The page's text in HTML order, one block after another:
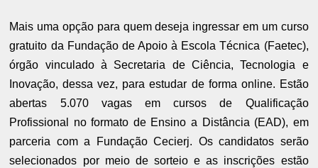
Mais uma opção para quem deseja ingressar em um curso
gratuito da Fundação de Apoio à Escola Técnica (Faetec),
órgão vinculado à Secretaria de Ciência, Tecnologia e
Inovação, dessa vez, para estudar de forma online. Estão
abertas 5.070 vagas em cursos de Qualificação
Profissional no formato de Ensino a Distância (EAD), em
parceria com a Fundação Cecierj. Os candidatos serão
selecionados por meio de sorteio e as inscrições estão